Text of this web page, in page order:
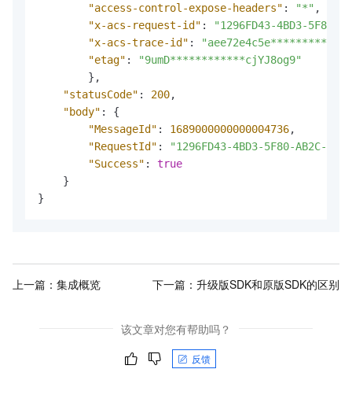
"access-control-expose-headers" : "*" ,
"x-acs-request-id" :
"1296FD43-4BD3-5F80-
"x-acs-trace-id" :
"etag" :
"9umD************cjYJ8og9"
} ,
"statusCode" : 200,
"body" :
{
"MessageId" : 1689000000000004736,
"RequestId" :
"1296FD43-4BD3-5F80-AB2C-
"Success" :
true
}
}
上一篇： 集成概览 下一篇： 升级版SDK和原版SDK的区别
该文章对您有帮助吗？
反馈